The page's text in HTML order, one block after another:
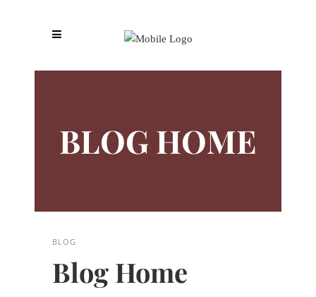
BLOG HOME
BLOG
Blog Home